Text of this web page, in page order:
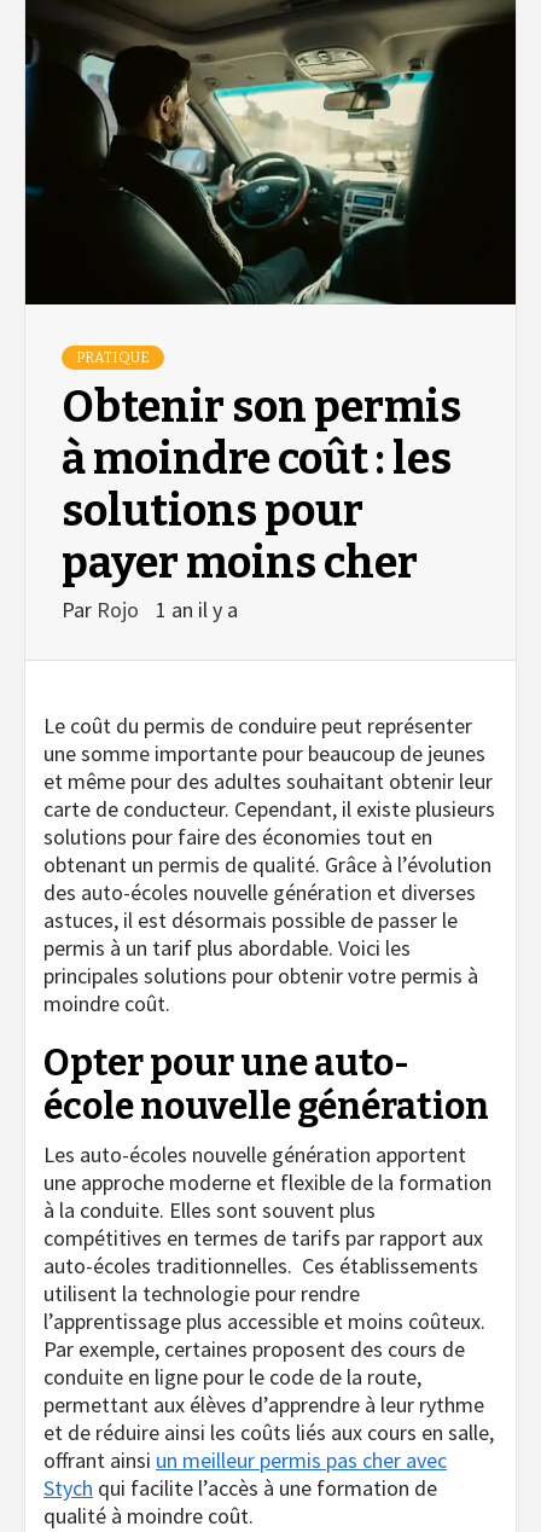
PRATIQUE
Obtenir son permis
à moindre coût : les
solutions pour
payer moins cher
Par Rojo 1 an il y a
Le coût du permis de conduire peut représenter
une somme importante pour beaucoup de jeunes
et même pour des adultes souhaitant obtenir leur
carte de conducteur. Cependant, il existe plusieurs
solutions pour faire des économies tout en
obtenant un permis de qualité. Grâce à l’évolution
des auto-écoles nouvelle génération et diverses
astuces, il est désormais possible de passer le
permis à un tarif plus abordable. Voici les
principales solutions pour obtenir votre permis à
moindre coût.
Opter pour une auto-
école nouvelle génération
Les auto-écoles nouvelle génération apportent
une approche moderne et flexible de la formation
à la conduite. Elles sont souvent plus
compétitives en termes de tarifs par rapport aux
auto-écoles traditionnelles. Ces établissements
utilisent la technologie pour rendre
l’apprentissage plus accessible et moins coûteux.
Par exemple, certaines proposent des cours de
conduite en ligne pour le code de la route,
permettant aux élèves d’apprendre à leur rythme
et de réduire ainsi les coûts liés aux cours en salle,
offrant ainsi un meilleur permis pas cher avec
Stych qui facilite l’accès à une formation de
qualité à moindre coût.